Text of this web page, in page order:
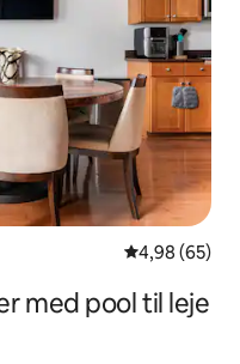
4,98 ud af 5 i
4,98 (65)
med pool til leje